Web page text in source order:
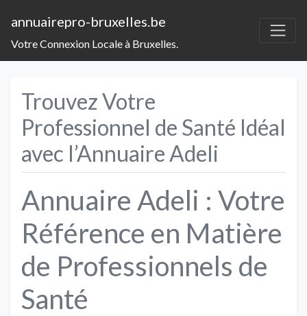
annuairepro-bruxelles.be
Votre Connexion Locale à Bruxelles.
Trouvez Votre
Professionnel de Santé Idéal
avec l’Annuaire Adeli
Annuaire Adeli : Votre
Référence en Matière
de Professionnels de
Santé